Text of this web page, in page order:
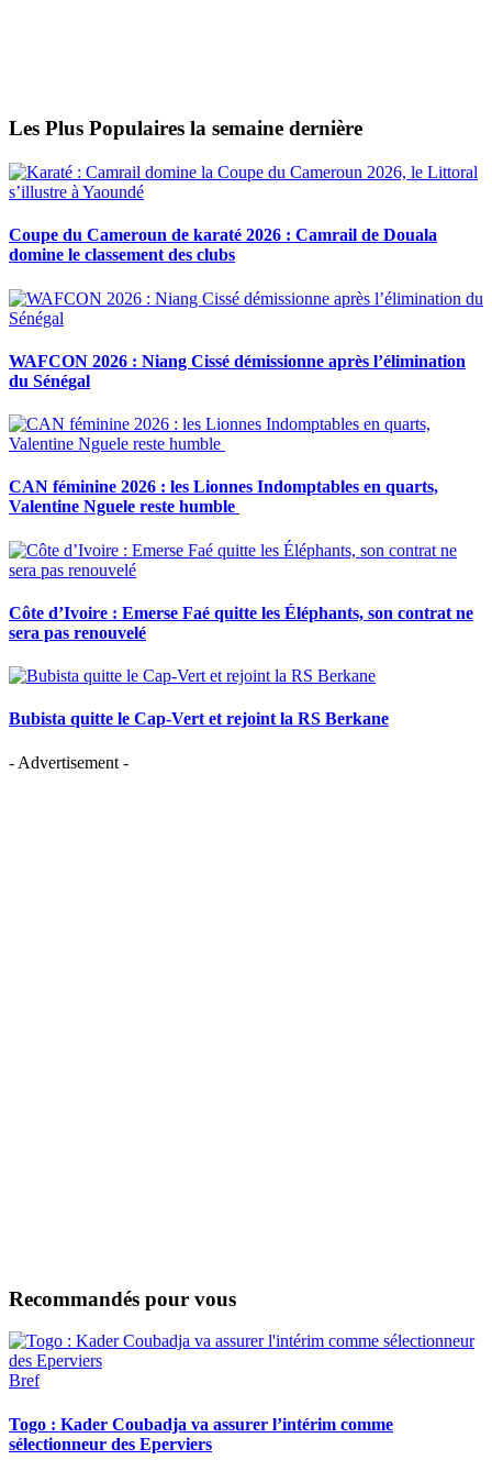
Les Plus Populaires la semaine dernière
Coupe du Cameroun de karaté 2026 : Camrail de Douala
domine le classement des clubs
WAFCON 2026 : Niang Cissé démissionne après l’élimination
du Sénégal
CAN féminine 2026 : les Lionnes Indomptables en quarts,
Valentine Nguele reste humble
Côte d’Ivoire : Emerse Faé quitte les Éléphants, son contrat ne
sera pas renouvelé
Bubista quitte le Cap-Vert et rejoint la RS Berkane
- Advertisement -
Recommandés pour vous
Bref
Togo : Kader Coubadja va assurer l’intérim comme
sélectionneur des Eperviers